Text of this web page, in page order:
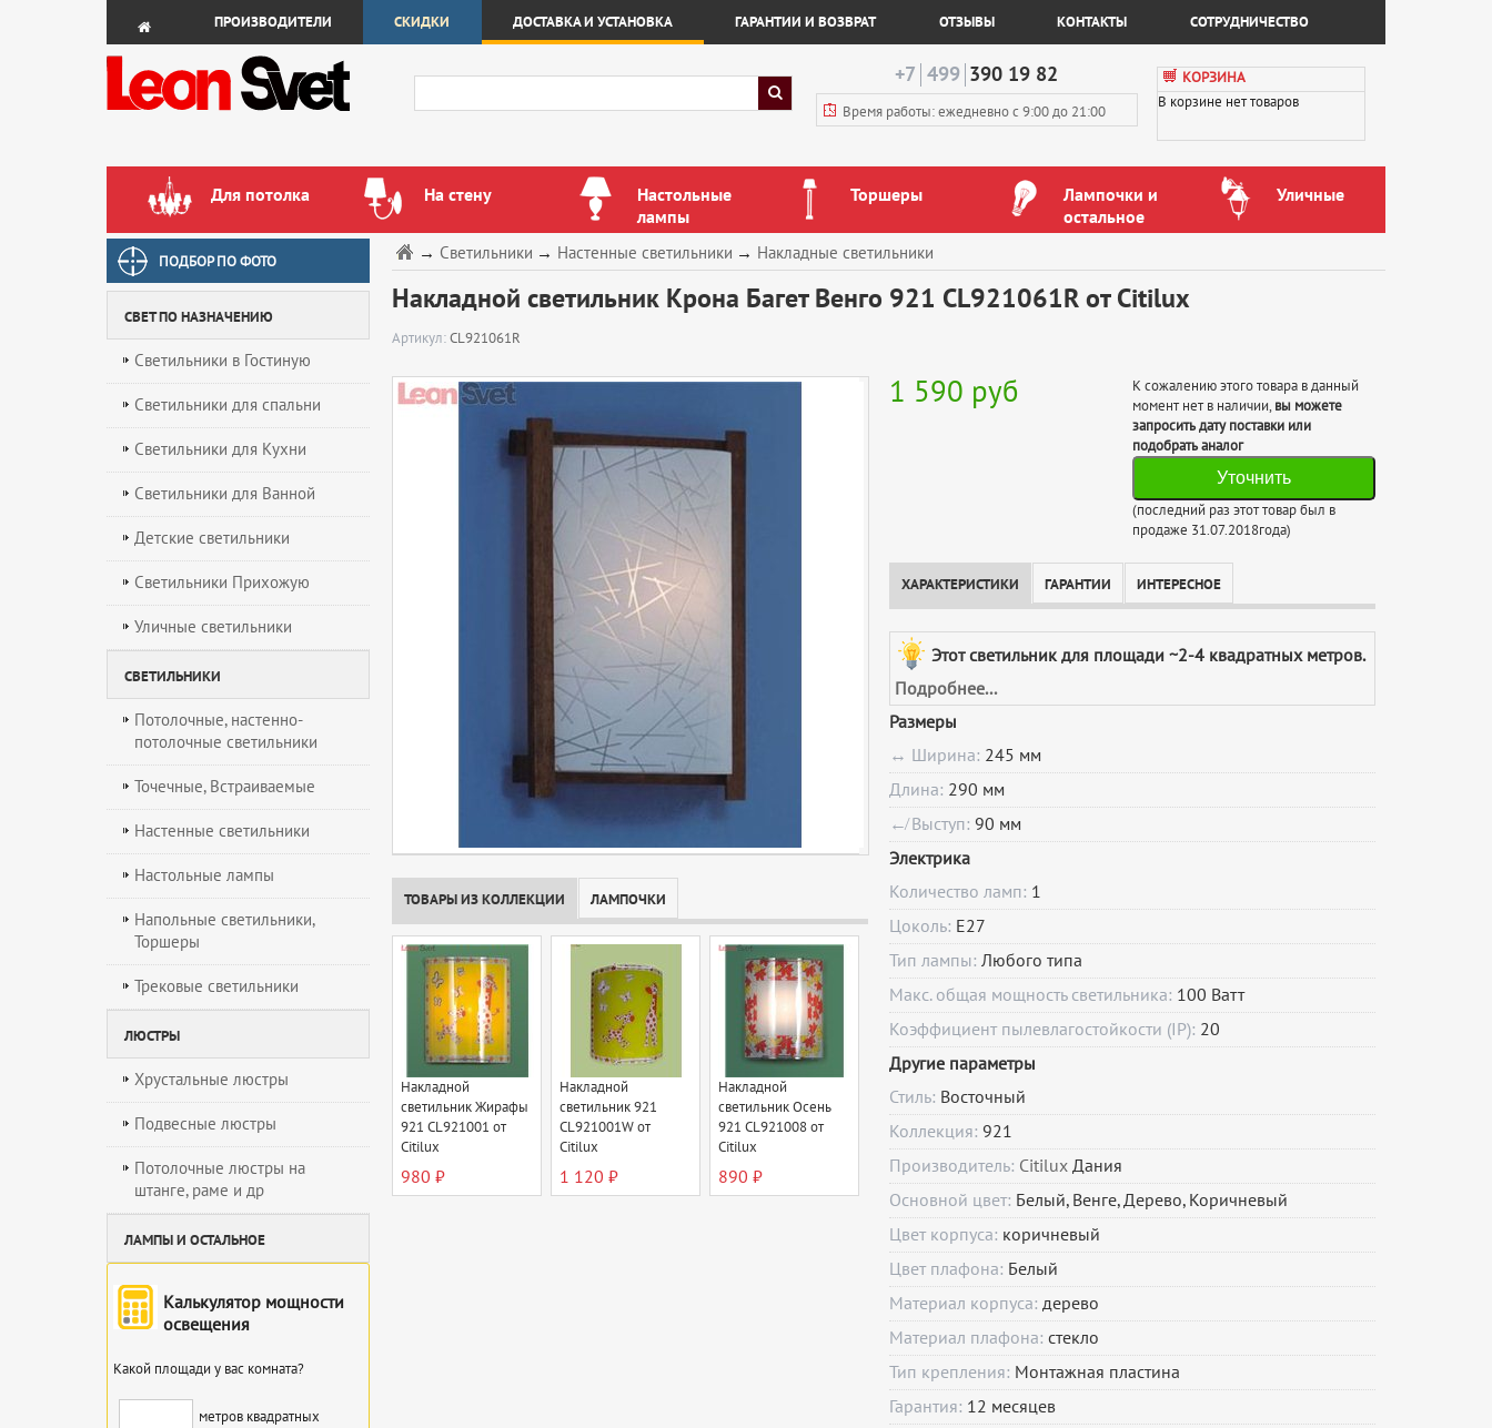
ПРОИЗВОДИТЕЛИ СКИДКИ ДОСТАВКА И УСТАНОВКА ГАРАНТИИ И ВОЗВРАТ ОТЗЫВЫ КОНТАКТЫ СОТРУДНИЧЕСТВО
+7 499 390 19 82
Время работы: ежедневнос 9:00 до 21:00
КОРЗИНА
В корзине нет товаров
Для потолка На стену
Настольные
лампы
Торшеры
Лампочки и
остальное
Уличные
ПОДБОР ПО ФОТО
СВЕТ ПО НАЗНАЧЕНИЮ
Светильники в Гостиную
Светильники для спальни
Светильники для Кухни
Светильники для Ванной
Детские светильники
Светильники Прихожую
Уличные светильники
СВЕТИЛЬНИКИ
Потолочные, настенно-
потолочные светильники
Точечные, Встраиваемые
Настенные светильники
Настольные лампы
Напольные светильники,
Торшеры
Трековые светильники
ЛЮСТРЫ
Хрустальные люстры
Подвесные люстры
Потолочные люстры на
штанге, раме и др
ЛАМПЫ И ОСТАЛЬНОЕ
Калькулятор мощности
освещения
Какой площади у вас комната?
метров квадратных
→ Накладные светильники
→ Настенные светильники
→ Светильники
Накладной светильник Крона Багет Венго 921 CL921061R от Citilux
Артикул:CL921061R
ТОВАРЫ ИЗ КОЛЛЕКЦИИ ЛАМПОЧКИ
Накладной
светильник Жирафы
921 CL921001 от
Citilux
980 ₽
Накладной
светильник 921
CL921001W от
Citilux
1 120 ₽
Накладной
светильник Осень
921 CL921008 от
Citilux
890 ₽
1 590 руб
К сожалению этого товара в данный
момент нет в наличии, вы можете
запросить дату поставки или
подобрать аналог
Уточнить
(последний раз этот товар был в
продаже 31.07.2018года)
ХАРАКТЕРИСТИКИ ГАРАНТИИ ИНТЕРЕСНОЕ
Этот светильник для площади ~2-4 квадратных метров.
Подробнее...
Размеры
↔ Ширина: 245 мм
Длина: 290 мм
↚ Выступ: 90 мм
Электрика
Количество ламп: 1
Цоколь: E27
Тип лампы: Любого типа
Макс. общая мощность светильника: 100 Ватт
Коэффициент пылевлагостойкости (IP): 20
Другие параметры
Стиль: Восточный
Коллекция: 921
Производитель: CitiluxДания
Основной цвет: Белый, Венге, Дерево, Коричневый
Цвет корпуса: коричневый
Цвет плафона: Белый
Материал корпуса: дерево
Материал плафона: стекло
Тип крепления: Монтажная пластина
Гарантия: 12 месяцев